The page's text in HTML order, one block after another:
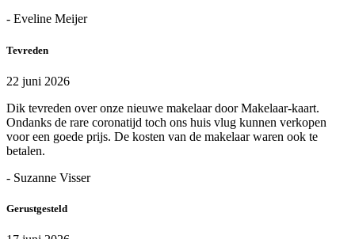
- Eveline Meijer
Tevreden
22 juni 2026
Dik tevreden over onze nieuwe makelaar door Makelaar-kaart.
Ondanks de rare coronatijd toch ons huis vlug kunnen verkopen
voor een goede prijs. De kosten van de makelaar waren ook te
betalen.
- Suzanne Visser
Gerustgesteld